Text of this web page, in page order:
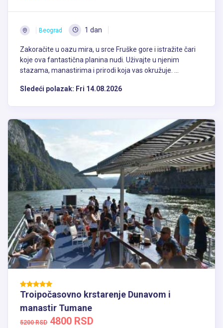
Beograd 1 dan
Zakoračite u oazu mira, u srce Fruške gore i istražite čari
koje ova fantastična planina nudi. Uživajte u njenim
stazama, manastirima i prirodi koja vas okružuje. ...
Sledeći polazak: Fri 14.08.2026
Troipočasovno krstarenje Dunavom i
manastir Tumane
5200 RSD 4800 RSD